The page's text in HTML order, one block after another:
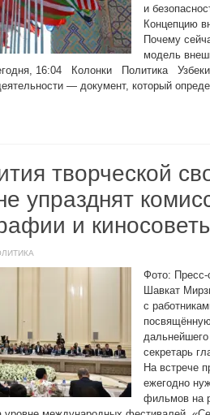
и
Концепцию
Почему
модель
16:04 Колонки Политика
— документ, который
творческой
упразднят
и
Фото: Пресс-
Шавкат
с
секретарь
На встрече
ежегодно
фильмов на